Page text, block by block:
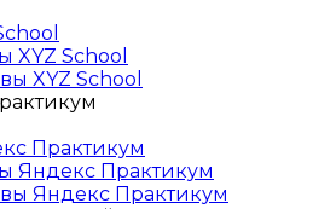
XYZ School
XYZ School
Практикум
Яндекс Практикум
Яндекс Практикум